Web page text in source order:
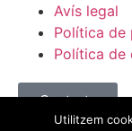
Avís legal
Política de
Política de
Contacta
Utilitzem